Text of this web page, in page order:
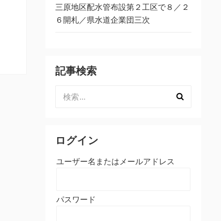
三原地区配水管布設第２工区で８／２
６開札／県水道企業団三次
記事検索
索:
ログイン
ユーザー名またはメールアドレス
パスワード